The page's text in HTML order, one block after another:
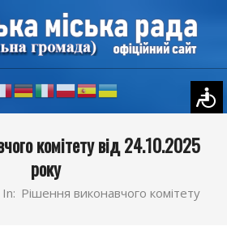
комітету від 24.10.2025
року
In: Рішення виконавчого комітету